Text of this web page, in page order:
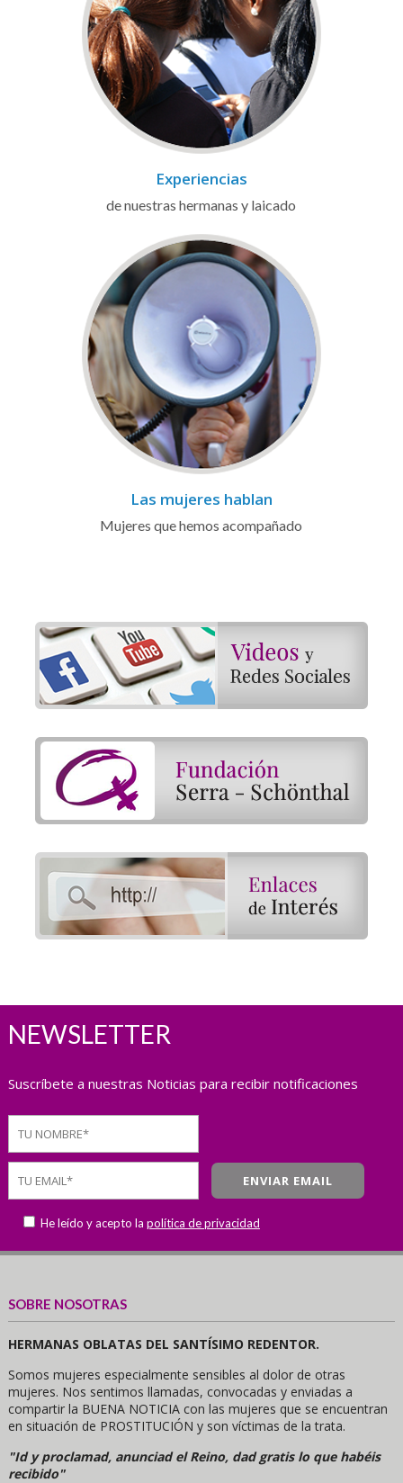
Experiencias
de nuestras hermanas y laicado
Las mujeres hablan
Mujeres que hemos acompañado
NEWSLETTER
Suscríbete a nuestras Noticias para recibir notificaciones
He leído y acepto la política de privacidad
SOBRE NOSOTRAS
HERMANAS OBLATAS DEL SANTÍSIMO REDENTOR.
Somos mujeres especialmente sensibles al dolor de otras
mujeres. Nos sentimos llamadas, convocadas y enviadas a
compartir la BUENA NOTICIA con las mujeres que se encuentran
en situación de PROSTITUCIÓN y son víctimas de la trata.
"Id y proclamad, anunciad el Reino, dad gratis lo que habéis
recibido"